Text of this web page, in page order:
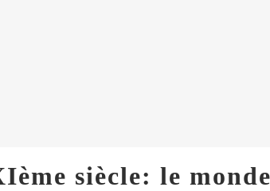
siècle: le